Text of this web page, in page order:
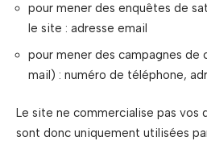
pour mener des enquêtes de
le site : adresse email
pour mener des campagnes de
mail) : numéro de téléphone,
Le site ne commercialise pas vos
sont donc uniquement utilisées